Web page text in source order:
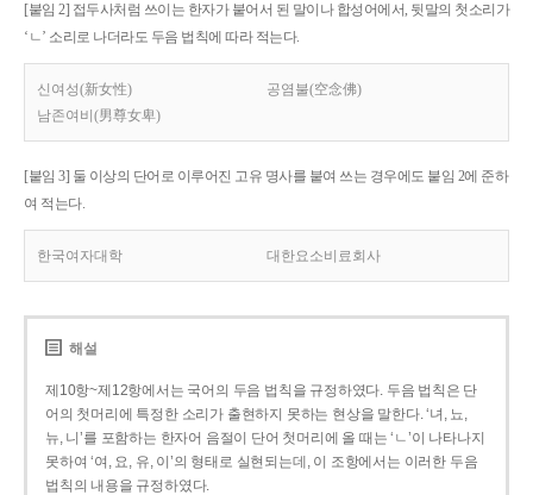
[붙임 2] 접두사처럼 쓰이는 한자가 붙어서 된 말이나 합성어에서, 뒷말의 첫소리가
‘ㄴ’ 소리로 나더라도 두음 법칙에 따라 적는다.
신여성(新女性)
공염불(空念佛)
남존여비(男尊女卑)
[붙임 3] 둘 이상의 단어로 이루어진 고유 명사를 붙여 쓰는 경우에도 붙임 2에 준하
여 적는다.
한국여자대학 대한요소비료회사
해설
제10항~제12항에서는 국어의 두음 법칙을 규정하였다. 두음 법칙은 단
어의 첫머리에 특정한 소리가 출현하지 못하는 현상을 말한다. ‘녀, 뇨,
뉴, 니’를 포함하는 한자어 음절이 단어 첫머리에 올 때는 ‘ㄴ’이 나타나지
못하여 ‘여, 요, 유, 이’의 형태로 실현되는데, 이 조항에서는 이러한 두음
법칙의 내용을 규정하였다.